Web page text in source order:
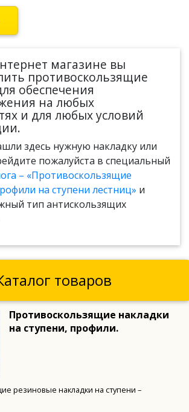
магазине вы
противоскользящие
обеспечения
на любых
и для любых условий
здесь нужную накладку или
пожалуйста в специальный
– «Противоскользящие
на ступени лестниц» и
тип антискользящих
товаров
Противоскользящие накладки
на ступени, профили.
резиновые накладки на ступени –